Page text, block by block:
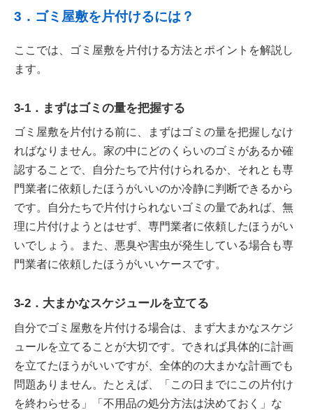
3．ゴミ屋敷を片付けるには？
ここでは、ゴミ屋敷を片付ける方法とポイントを解説し
ます。
3-1．まずはゴミの量を把握する
ゴミ屋敷を片付ける前に、まずはゴミの量を把握しなけ
ればなりません。家の中にどのくらいのゴミがあるか確
認することで、自分たちで片付けられるか、それとも専
門業者に依頼したほうがいいのか冷静に判断できるから
です。自分たちで片付けられないゴミの量であれば、無
理に片付けようとはせず、専門業者に依頼したほうがい
いでしょう。また、悪臭や害虫が発生している場合も専
門業者に依頼したほうがいいケースです。
3-2．大まかなスケジュールを立てる
自分でゴミ屋敷を片付ける場合は、まず大まかなスケジ
ュールを立てることが大切です。できれば具体的に計画
を立てたほうがいいですが、全体的の大まかな計画でも
問題ありません。たとえば、「この日までにこの片付け
を終わらせる」「不用品の処分方法は決めておく」な